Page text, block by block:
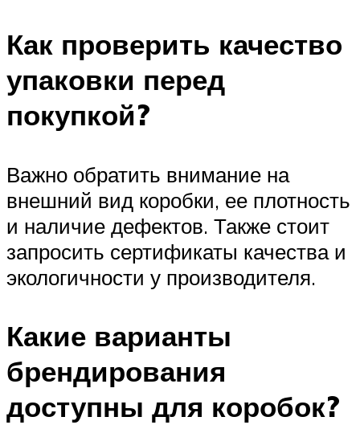
Как проверить качество
упаковки перед
покупкой?
Важно обратить внимание на
внешний вид коробки, ее плотность
и наличие дефектов. Также стоит
запросить сертификаты качества и
экологичности у производителя.
Какие варианты
брендирования
доступны для коробок?